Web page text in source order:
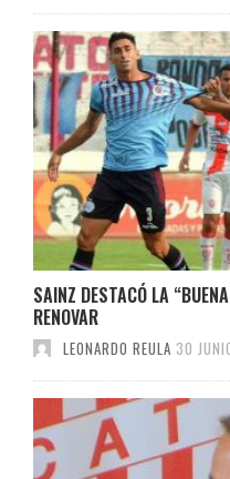
SAINZ DESTACÓ LA
RENOVAR
LEONARDO REULA 30